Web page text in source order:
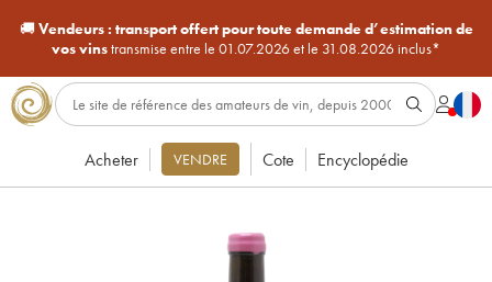
🚚Vendeurs : transport offert pour toute demande d’estimation de
vos vinstransmise entre le 01.07.2026 et le 31.08.2026 inclus*
Acheter VENDRE Cote Encyclopédie